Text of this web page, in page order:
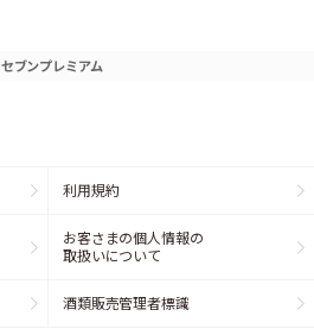
セブンプレミアム
利用規約
お客さまの個人情報の
取扱いについて
酒類販売管理者標識